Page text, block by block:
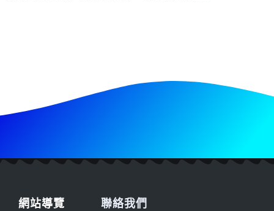
網站導覽 聯絡我們